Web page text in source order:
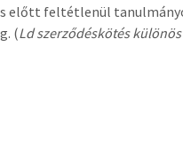
feltétlenül
(Ld szerződéskötés